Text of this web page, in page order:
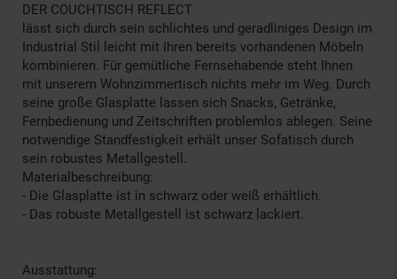
DER COUCHTISCH REFLECT
lässt sich durch sein schlichtes und geradliniges Design im
Industrial Stil leicht mit Ihren bereits vorhandenen Möbeln
kombinieren. Für gemütliche Fernsehabende steht Ihnen
mit unserem Wohnzimmertisch nichts mehr im Weg. Durch
seine große Glasplatte lassen sich Snacks, Getränke,
Fernbedienung und Zeitschriften problemlos ablegen. Seine
notwendige Standfestigkeit erhält unser Sofatisch durch
sein robustes Metallgestell.
Materialbeschreibung:
- Die Glasplatte ist in schwarz oder weiß erhältlich.
- Das robuste Metallgestell ist schwarz lackiert.
Ausstattung: